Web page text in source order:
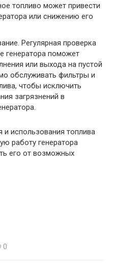
топливо может привести
или снижению его
Регулярная проверка
генератора поможет
или выхода на пустой
обслуживать фильтры и
чтобы исключить
загрязнений в
использования топлива
работу генератора
его от возможных
0